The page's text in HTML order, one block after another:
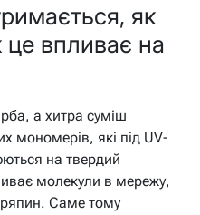
як
це впливає на
а хитра суміш
мономерів, які під UV-
на твердий
молекули в мережу,
Саме тому